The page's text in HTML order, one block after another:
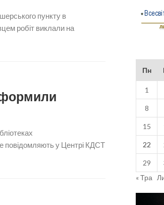
пункту в
робіт виклали на
повідомляють у Центрі КДСТ
Пн
1
8
15
22
29
« Тра